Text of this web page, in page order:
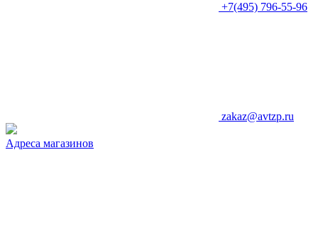
+7(495) 796-55-96
zakaz@avtzp.ru
Адреса магазинов